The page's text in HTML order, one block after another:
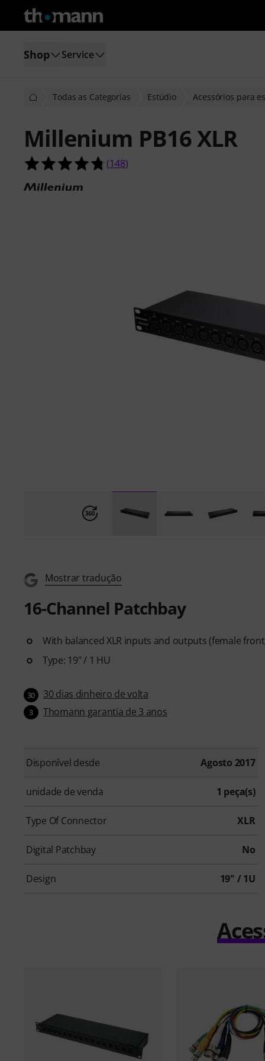
Shop Service
Todas as Categorias Estúdio Acessórios para
Millenium PB16 XLR
4.8 de 5 estrelas de 148 avaliações
(148)
Mostrar tradução
16-Channel Patchbay
With balanced XLR inputs and outputs (female
Type: 19" / 1 HU
30 30 dias dinheiro de volta
3 Thomann garantia de 3 anos
Disponível desde Agosto 2017
unidade de venda 1 peça(s)
Type Of Connector XLR
Digital Patchbay No
Design 19" / 1U